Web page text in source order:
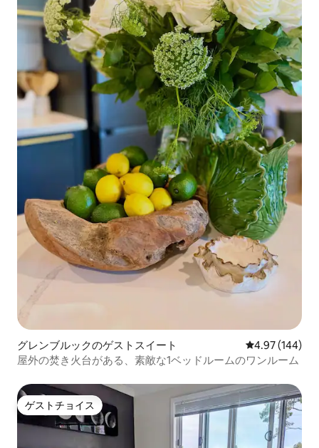
グレンブルックのゲストスイート レビュー144
4.97 (144)
屋外の焚き火台がある、素敵な1ベッドルームのワンルーム
ゲストチョイス
ゲストチョイス